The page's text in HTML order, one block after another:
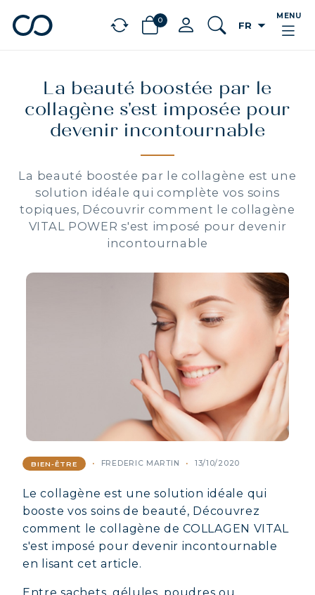
chevron_leftBÉNÉFICES
0 FR arrow_drop_down
MENU
La beauté boostée par le
collagène s'est imposée pour
devenir incontournable
La beauté boostée par le collagène est une
solution idéale qui complète vos soins
topiques, Découvrir comment le collagène
VITAL POWER s'est imposé pour devenir
incontournable
BIEN-ÊTRE FREDERIC MARTIN 13/10/2020
Le collagène est une solution idéale qui
booste vos soins de beauté, Découvrez
comment le collagène de COLLAGEN VITAL
s'est imposé pour devenir incontournable
en lisant cet article.